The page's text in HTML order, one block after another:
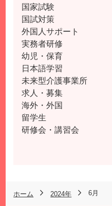
国家試験
国試対策
外国人サポート
実務者研修
幼児・保育
日本語学習
未来型介護事業所
求人・募集
海外・外国
留学生
研修会・講習会
ホーム 2024年 6月